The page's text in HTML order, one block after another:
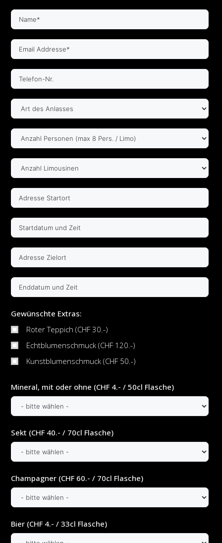
Gewünschte Extras:
Roter Teppich (CHF 30.-)
Echtblumenschmuck (CHF 120.-)
Kunstblumenschmuck (CHF 50.-)
Mineral, mit oder ohne (CHF 4.- / 50cl Flasche)
Sekt (CHF 40.- / 70cl Flasche)
Champagner (CHF 60.- / 70cl Flasche)
Bier (CHF 4.- / 33cl Flasche)